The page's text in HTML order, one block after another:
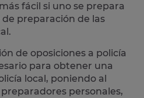
fácil si uno se prepara
preparación de las
de oposiciones a policía
para obtener una
local, poniendo al
personales,